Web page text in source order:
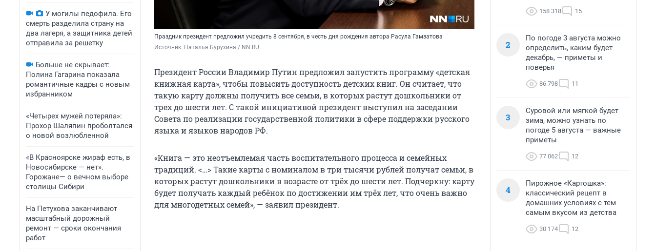
У могилы педофила. Его
смерть разделила страну на
два лагеря, а защитника детей
отправила за решетку
Больше не скрывает:
Полина Гагарина показала
романтичные кадры с новым
избранником
«Четырех мужей потеряла»:
Прохор Шаляпин проболтался
о новой возлюбленной
«В Красноярске жираф есть, в
Новосибирске — нет».
Горожане— о вечном выборе
столицы Сибири
На Петухова заканчивают
масштабный дорожный
ремонт — сроки окончания
работ
Праздник президент предложил учредить 8 сентября, в честь дня рождения автора Расула Гамзатова
Источник: Наталья Бурухина / NN.RU
Президент России Владимир Путин предложил запустить программу «детская
книжная карта», чтобы повысить доступность детских книг. Он считает, что
такую карту должны получить все семьи, в которых растут дошкольники от
трех до шести лет. С такой инициативой президент выступил на заседании
Совета по реализации государственной политики в сфере поддержки русского
языка и языков народов РФ.
«Книга — это неотъемлемая часть воспитательного процесса и семейных
традиций. <…> Такие карты с номиналом в три тысячи рублей получат семьи, в
которых растут дошкольники в возрасте от трёх до шести лет. Подчеркну: карту
будет получать каждый ребёнок по достижении им трёх лет, что очень важно
для многодетных семей», — заявил президент.
158 318 15
2
По погоде 3 августа можно
определить, каким будет
декабрь, — приметы и
поверья
86 798 11
3
Суровой или мягкой будет
зима, можно узнать по
погоде 5 августа — важные
приметы
77 062 12
4
Пирожное «Картошка»:
классический рецепт в
домашних условиях с тем
самым вкусом из детства
30 174 12